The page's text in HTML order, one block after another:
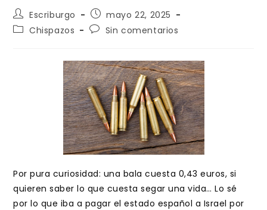
Autor
de
la
Escriburgo
Publicación
de
la
mayo 22, 2025
Categoría
Chispazos
Comentarios
entrada:
Sin comentarios
Por pura curiosidad: una bala cuesta 0,43 euros, si
quieren saber lo que cuesta segar una vida… Lo sé
por lo que iba a pagar el estado español a Israel por